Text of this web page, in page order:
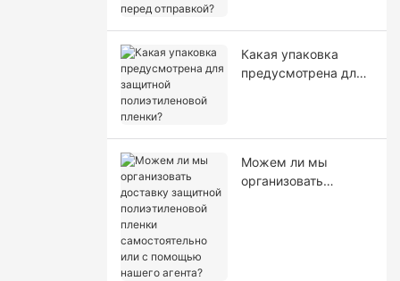
Какая упаковка
предусмотрена для
Можем ли мы
организовать